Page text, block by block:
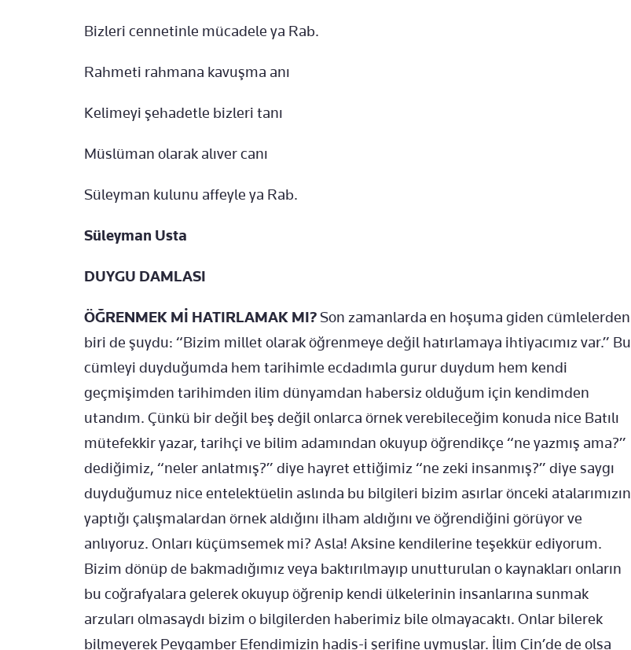
Bizleri cennetinle mücadele ya Rab.
Rahmeti rahmana kavuşma anı
Kelimeyi şehadetle bizleri tanı
Müslüman olarak alıver canı
Süleyman kulunu affeyle ya Rab.
Süleyman Usta
DUYGU DAMLASI
ÖĞRENMEK Mİ HATIRLAMAK MI? Son zamanlarda en hoşuma giden cümlelerden
biri de şuydu: “Bizim millet olarak öğrenmeye değil hatırlamaya ihtiyacımız var.” Bu
cümleyi duyduğumda hem tarihimle ecdadımla gurur duydum hem kendi
geçmişimden tarihimden ilim dünyamdan habersiz olduğum için kendimden
utandım. Çünkü bir değil beş değil onlarca örnek verebileceğim konuda nice Batılı
mütefekkir yazar, tarihçi ve bilim adamından okuyup öğrendikçe “ne yazmış ama?”
dediğimiz, “neler anlatmış?” diye hayret ettiğimiz “ne zeki insanmış?” diye saygı
duyduğumuz nice entelektüelin aslında bu bilgileri bizim asırlar önceki atalarımızın
yaptığı çalışmalardan örnek aldığını ilham aldığını ve öğrendiğini görüyor ve
anlıyoruz. Onları küçümsemek mi? Asla! Aksine kendilerine teşekkür ediyorum.
Bizim dönüp de bakmadığımız veya baktırılmayıp unutturulan o kaynakları onların
bu coğrafyalara gelerek okuyup öğrenip kendi ülkelerinin insanlarına sunmak
arzuları olmasaydı bizim o bilgilerden haberimiz bile olmayacaktı. Onlar bilerek
bilmeyerek Peygamber Efendimizin hadis-i şerifine uymuşlar. İlim Çin’de de olsa